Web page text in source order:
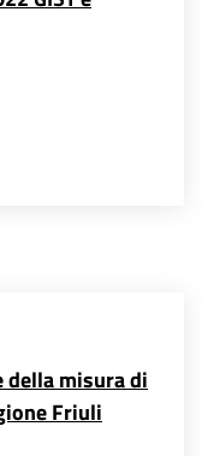
della misura di
Friuli